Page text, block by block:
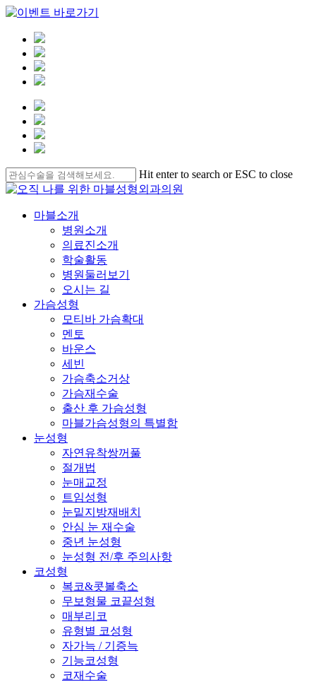
Skip
to
main
content
Hit enter to search or ESC to close
Close
Menu
마블소개
병원소개
의료진소개
학술활동
병원둘러보기
오시는 길
가슴성형
모티바 가슴확대
멘토
바운스
세빈
가슴축소거상
가슴재수술
출산 후 가슴성형
마블가슴성형의 특별함
눈성형
자연유착쌍꺼풀
절개법
눈매교정
트임성형
눈밑지방재배치
안심 눈 재수술
중년 눈성형
눈성형 전/후 주의사항
코성형
복코&콧볼축소
무보형물 코끝성형
매부리코
유형별 코성형
자가늑 / 기증늑
기능코성형
코재수술